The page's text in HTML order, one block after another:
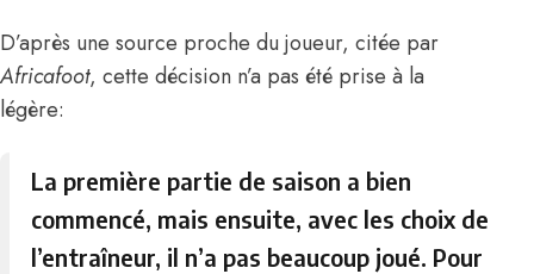
D’après une source proche du joueur, citée par
Africafoot, cette décision n’a pas été prise à la
légère:
La première partie de saison a bien
commencé, mais ensuite, avec les choix de
l’entraîneur, il n’a pas beaucoup joué. Pour